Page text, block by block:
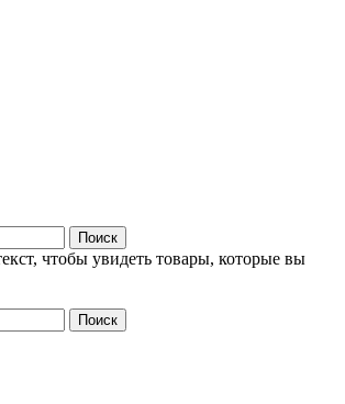
Поиск
чтобы увидеть товары, которые вы
Поиск